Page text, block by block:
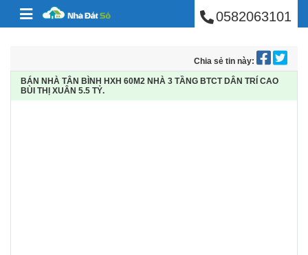
Skip to content BÁN NHÀ PHÚ0582063101
Chia sẻ tin này:
BÁN NHÀ TÂN BÌNH HXH 60M2 NHÀ 3 TẦNG BTCT DÂN TRÍ CAO
BÙI THỊ XUÂN 5.5 TỶ.